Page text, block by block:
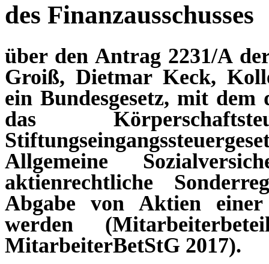
des Finanzausschusses
über den Antrag 2231/A
Groiß, Dietmar Keck,
ein Bundesgesetz, mit dem
das
Allgemeine
aktienrechtliche
Abgabe von Aktien einer
werden
MitarbeiterBetStG 2017).